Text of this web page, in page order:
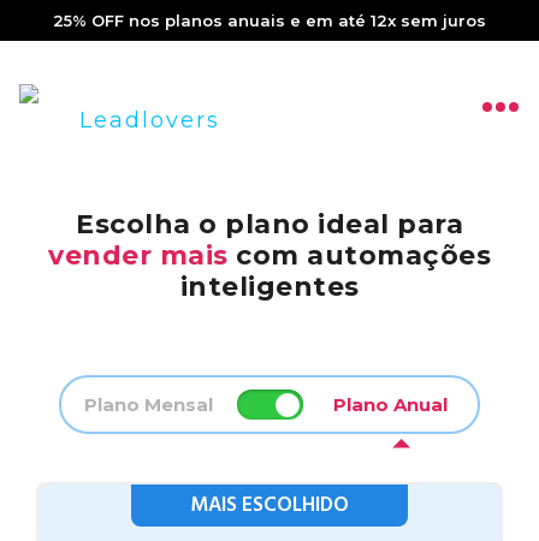
25% OFF nos planos anuais e em até 12x sem juros
Escolha o plano ideal para
vender mais com automações
inteligentes
Plano Mensal Plano Anual
MAIS ESCOLHIDO